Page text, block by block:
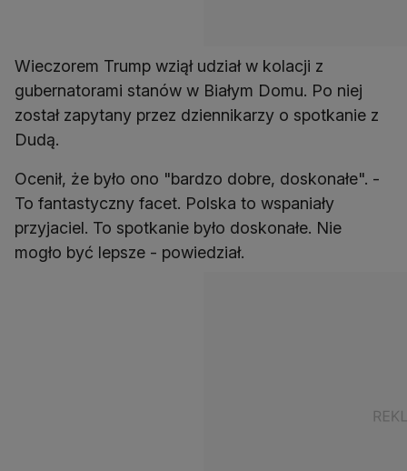
Wieczorem Trump wziął udział w kolacji z
gubernatorami stanów w Białym Domu. Po niej
został zapytany przez dziennikarzy o spotkanie z
Dudą.
Ocenił, że było ono "bardzo dobre, doskonałe". -
To fantastyczny facet. Polska to wspaniały
przyjaciel. To spotkanie było doskonałe. Nie
mogło być lepsze - powiedział.